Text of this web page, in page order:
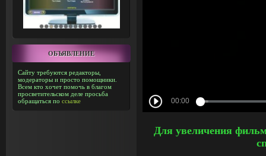
ОБЪЯВЛЕНИЕ
Сайту требуются редакторы,
модераторы и просто помощники.
Всем кто хочет помочь в благом
просветительском деле просьба
обращаться по ссылке
Для увеличения